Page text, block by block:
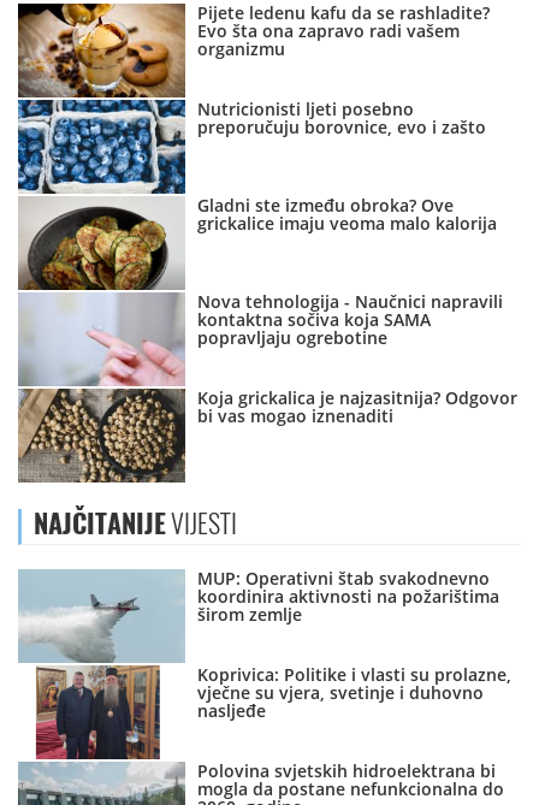
Pijete ledenu kafu da se rashladite?
Evo šta ona zapravo radi vašem
organizmu
Nutricionisti ljeti posebno
preporučuju borovnice, evo i zašto
Gladni ste između obroka? Ove
grickalice imaju veoma malo kalorija
Nova tehnologija - Naučnici napravili
kontaktna sočiva koja SAMA
popravljaju ogrebotine
Koja grickalica je najzasitnija? Odgovor
bi vas mogao iznenaditi
NAJČITANIJEVIJESTI
MUP: Operativni štab svakodnevno
koordinira aktivnosti na požarištima
širom zemlje
Koprivica: Politike i vlasti su prolazne,
vječne su vjera, svetinje i duhovno
nasljeđe
Polovina svjetskih hidroelektrana bi
mogla da postane nefunkcionalna do